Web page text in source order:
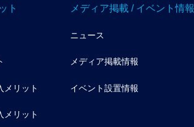
ト
メリット
メリット
メディア掲載 / イベント情報
ニュース
メディア掲載情報
イベント設置情報